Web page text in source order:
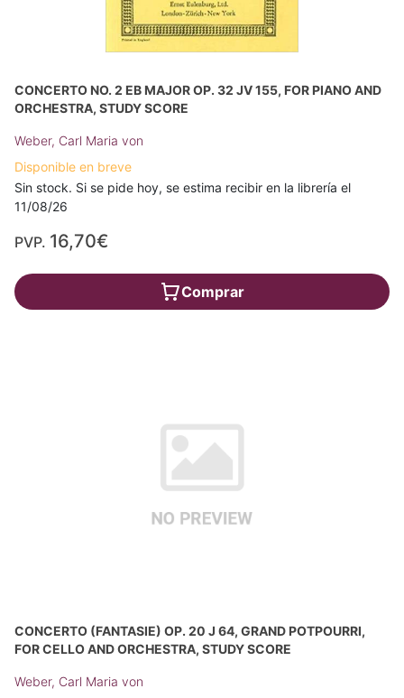
CONCERTO NO. 2 EB MAJOR OP. 32 JV 155, FOR PIANO AND
ORCHESTRA, STUDY SCORE
Weber, Carl Maria von
Disponible en breve
Sin stock. Si se pide hoy, se estima recibir en la librería el
11/08/26
PVP. 16,70€
Comprar
CONCERTO (FANTASIE) OP. 20 J 64, GRAND POTPOURRI,
FOR CELLO AND ORCHESTRA, STUDY SCORE
Weber, Carl Maria von